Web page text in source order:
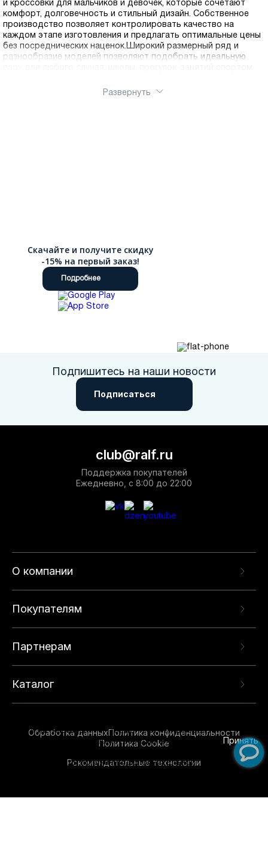
и кроссовки для мальчиков и девочек, которые сочетают
комфорт, долговечность и стильный дизайн. Собственное
производство позволяет контролировать качество на
каждом этапе изготовления и предлагать оптимальные цены
без посреднических наценок.Широкий размерный ряд и
разнообразие моделей позволяют подобрать идеальную
Развернуть
Скачайте и получите скидку
-15% на первый заказ!
Подробнее
Подпишитесь на наши новости
Подписаться
О компании
Покупателям
Партнерам
Каталог
club@ralf.ru
Поддержка покупателей
Ежедневно, с 8:00 до 22:00
Обработка данныхПолитика конфиденциальности
Политика Cookie
Рекомендательные технологии
опыта на нашем сайте. Продолжая использовать
данный сайт, вы соглашаетесь с использованием
технологий. Для получения дополнительной
Принять